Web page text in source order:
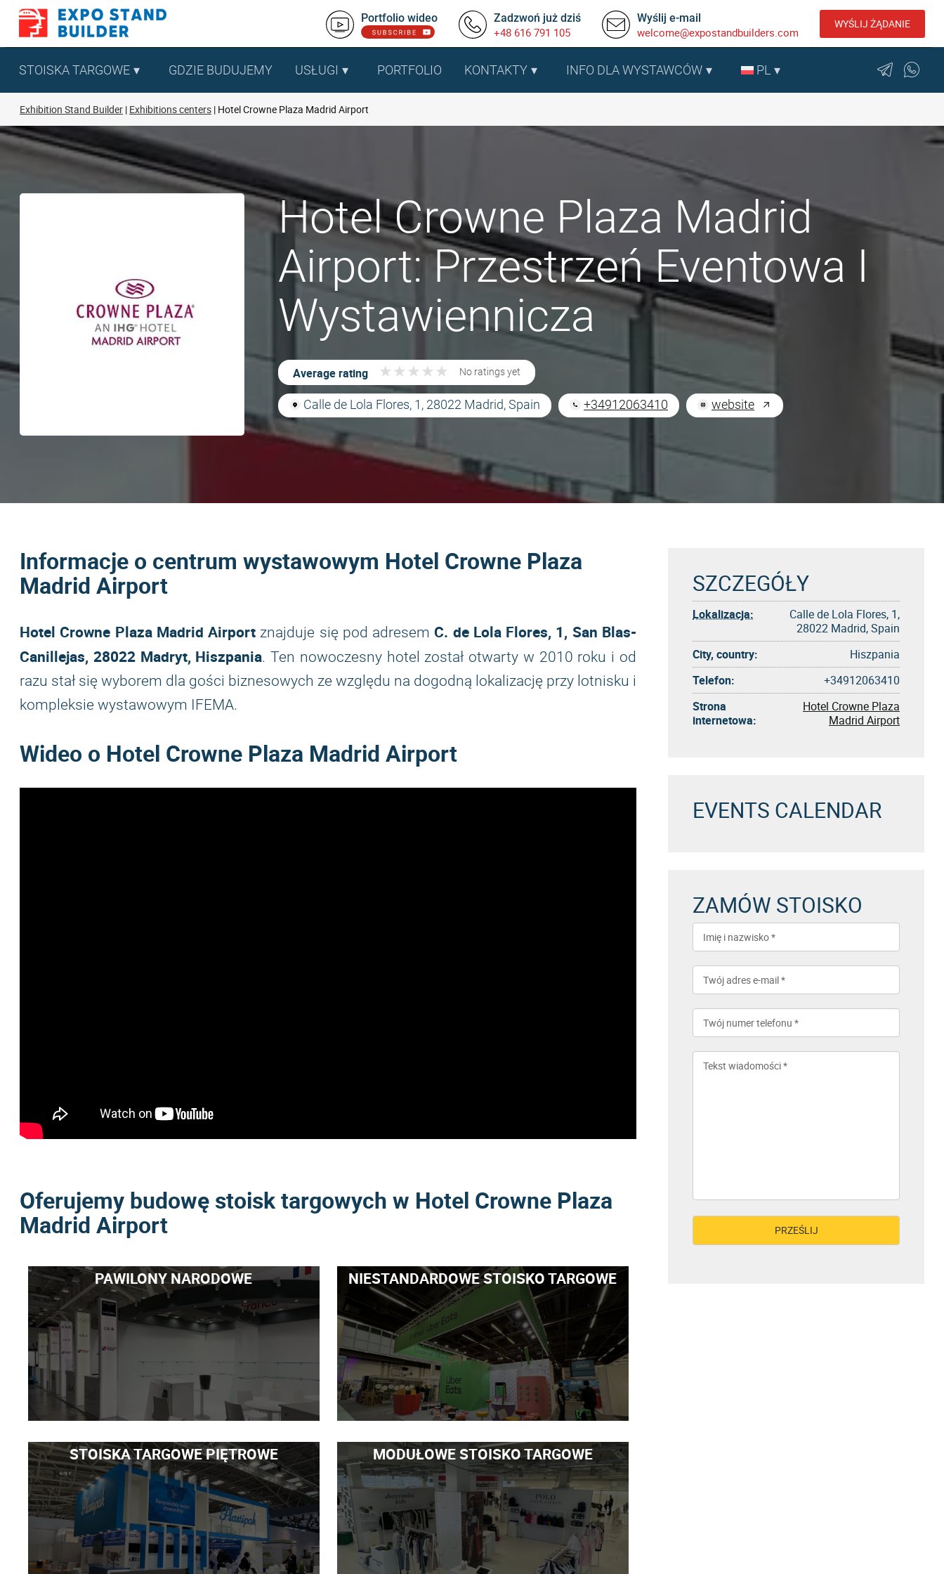
Skip
content
Portfolio wideo Zadzwoń już dziś
+48 616 791 105
Wyślij e-mail
welcome@expostandbuilders.com
WYŚLIJ ŻĄDANIE
STOISKA TARGOWE GDZIE BUDUJEMY USŁUGI PORTFOLIO KONTAKTY INFO DLA WYSTAWCÓW PL
Exhibition Stand Builder Exhibitions centers Hotel Crowne Plaza Madrid Airport
Hotel Crowne Plaza Madrid
Airport: Przestrzeń Eventowa I
Wystawiennicza
Average rating ★ ★ ★ ★ ★
★ ★ ★ ★ ★ No ratings yet
Calle de Lola Flores, 1, 28022 Madrid, Spain +34912063410 website
Informacje o centrum wystawowym Hotel Crowne Plaza
Madrid Airport
Hotel Crowne Plaza Madrid Airport znajduje się pod adresemC. de Lola Flores, 1, San Blas-
Canillejas, 28022 Madryt, Hiszpania. Ten nowoczesny hotel został otwarty w 2010 roku i od
razu stał się wyborem dla gości biznesowych ze względu na dogodną lokalizację przy lotnisku i
kompleksie wystawowym IFEMA.
Wideo o Hotel Crowne Plaza Madrid Airport
Oferujemy budowę stoisk targowych w Hotel Crowne Plaza
Madrid Airport
PAWILONY NARODOWE NIESTANDARDOWE STOISKO TARGOWE
STOISKA TARGOWE PIĘTROWE MODUŁOWE STOISKO TARGOWE
SZCZEGÓŁY
Lokalizacja:
Calle de Lola Flores, 1,
28022 Madrid, Spain
City, country:
Hiszpania
Telefon:
+34912063410
Strona
internetowa:
Hotel Crowne Plaza
Madrid Airport
EVENTS CALENDAR
ZAMÓW STOISKO